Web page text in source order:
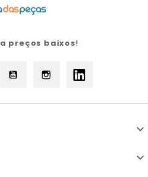
a preços baixos!
YouTube Instagram

